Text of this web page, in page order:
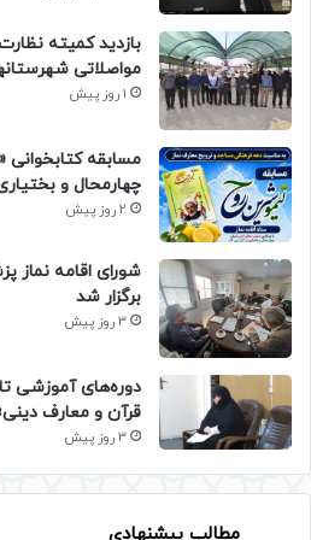
بازدید کمیته
مواصلاتی
1 روز پیش
مسابقه
چهارمحال و
2 روز پیش
شورای اقامه نماز
برگزار شد
3 روز پیش
دوره‌های آموزشی
قرآن و معارف
3 روز پیش
مطالب پیشنهادی